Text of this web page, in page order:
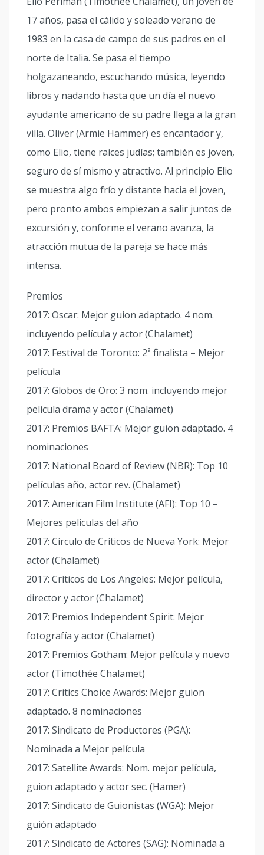
17 años, pasa el cálido y soleado verano de
1983 en la casa de campo de sus padres en el
norte de Italia. Se pasa el tiempo
holgazaneando, escuchando música, leyendo
libros y nadando hasta que un día el nuevo
ayudante americano de su padre llega a la gran
villa. Oliver (Armie Hammer) es encantador y,
como Elio, tiene raíces judías; también es joven,
seguro de sí mismo y atractivo. Al principio Elio
se muestra algo frío y distante hacia el joven,
pero pronto ambos empiezan a salir juntos de
excursión y, conforme el verano avanza, la
atracción mutua de la pareja se hace más
intensa.
Premios
2017: Oscar: Mejor guion adaptado. 4 nom.
incluyendo película y actor (Chalamet)
2017: Festival de Toronto: 2ª finalista – Mejor
película
2017: Globos de Oro: 3 nom. incluyendo mejor
película drama y actor (Chalamet)
2017: Premios BAFTA: Mejor guion adaptado. 4
nominaciones
2017: National Board of Review (NBR): Top 10
películas año, actor rev. (Chalamet)
2017: American Film Institute (AFI): Top 10 –
Mejores películas del año
2017: Círculo de Críticos de Nueva York: Mejor
actor (Chalamet)
2017: Críticos de Los Angeles: Mejor película,
director y actor (Chalamet)
2017: Premios Independent Spirit: Mejor
fotografía y actor (Chalamet)
2017: Premios Gotham: Mejor película y nuevo
actor (Timothée Chalamet)
2017: Critics Choice Awards: Mejor guion
adaptado. 8 nominaciones
2017: Sindicato de Productores (PGA):
Nominada a Mejor película
2017: Satellite Awards: Nom. mejor película,
guion adaptado y actor sec. (Hamer)
2017: Sindicato de Guionistas (WGA): Mejor
guión adaptado
2017: Sindicato de Actores (SAG): Nominada a